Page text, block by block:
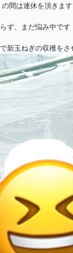
間は連休を頂きます
ず、まだ悩み中です
新玉ねぎの収穫をさ